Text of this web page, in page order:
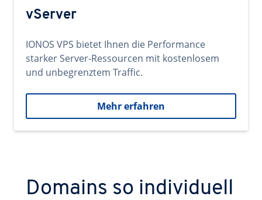
vServer
IONOS VPS bietet Ihnen die Performance
starker Server-Ressourcen mit kostenlosem
und unbegrenztem Traffic.
Mehr erfahren
Domains so individuell